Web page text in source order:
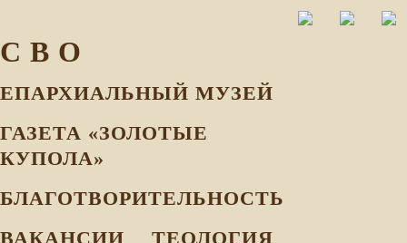
С В О
ЕПАРХИАЛЬНЫЙ МУЗEЙ
ГАЗЕТА «ЗОЛОТЫЕ
КУПОЛА»
БЛАГОТВОРИТЕЛЬНОСТЬ
ВАКАНСИИ
ТЕОЛОГИЯ